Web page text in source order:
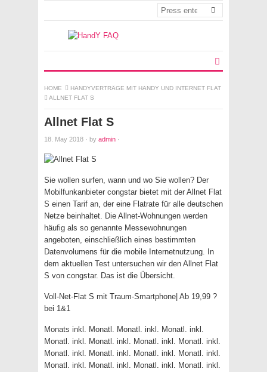
HOME
HANDYVERTRÄGE MIT HANDY UND INTERNET FLAT
ALLNET FLAT S
Allnet Flat S
18. May 2018 · by admin ·
Sie wollen surfen, wann und wo Sie wollen? Der
Mobilfunkanbieter congstar bietet mit der Allnet Flat
S einen Tarif an, der eine Flatrate für alle deutschen
Netze beinhaltet. Die Allnet-Wohnungen werden
häufig als so genannte Messewohnungen
angeboten, einschließlich eines bestimmten
Datenvolumens für die mobile Internetnutzung. In
dem aktuellen Test untersuchen wir den Allnet Flat
S von congstar. Das ist die Übersicht.
Voll-Net-Flat S mit Traum-Smartphone| Ab 19,99 ?
bei 1&1
Monats inkl. Monatl. Monatl. inkl. Monatl. inkl.
Monatl. inkl. Monatl. inkl. Monatl. inkl. Monatl. inkl.
Monatl. inkl. Monatl. inkl. Monatl. inkl. Monatl. inkl.
Monatl. inkl. Monatl. inkl. Monatl. inkl. Monatl. inkl.